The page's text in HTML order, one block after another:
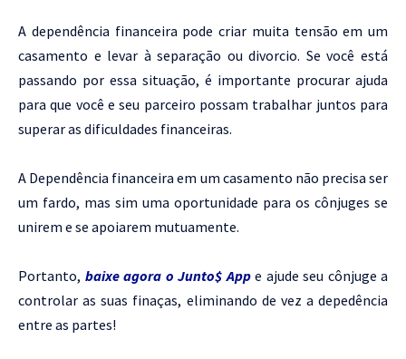
A dependência financeira pode criar muita tensão em um
casamento e levar à separação ou divorcio. Se você está
passando por essa situação, é importante procurar ajuda
para que você e seu parceiro possam trabalhar juntos para
superar as dificuldades financeiras.
A Dependência financeira em um casamento não precisa ser
um fardo, mas sim uma oportunidade para os cônjuges se
unirem e se apoiarem mutuamente.
Portanto, baixe agora o Junto$ Appe ajude seu cônjuge a
controlar as suas finaças, eliminando de vez a depedência
entre as partes!